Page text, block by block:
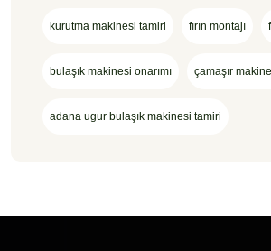
kurutma makinesi tamiri fırın montajı
bulaşık makinesi onarımı çamaşır
adana ugur bulaşık makinesi tamiri